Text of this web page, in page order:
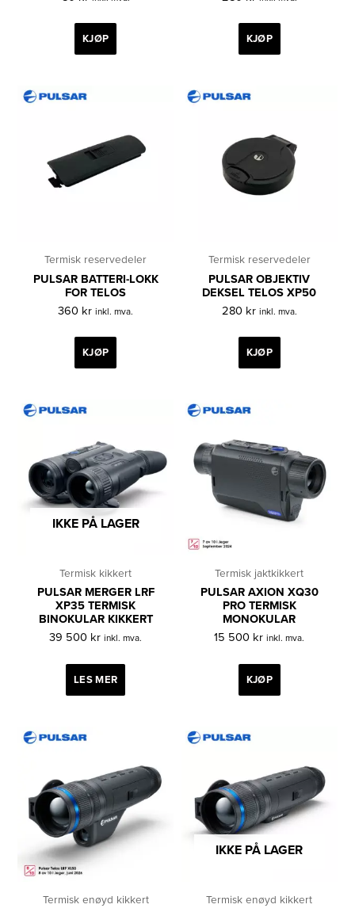
KJØP KJØP
Termisk reservedeler
PULSAR BATTERI-LOKK
FOR TELOS
360 kr inkl. mva.
KJØP
Termisk reservedeler
PULSAR OBJEKTIV
DEKSEL TELOS XP50
280 kr inkl. mva.
KJØP
IKKE PÅ LAGER
Termisk kikkert
PULSAR MERGER LRF
XP35 TERMISK
BINOKULAR KIKKERT
39 500 kr inkl. mva.
LES MER
Termisk jaktkikkert
PULSAR AXION XQ30
PRO TERMISK
MONOKULAR
15 500 kr inkl. mva.
KJØP
Termisk enøyd kikkert
IKKE PÅ LAGER
Termisk enøyd kikkert